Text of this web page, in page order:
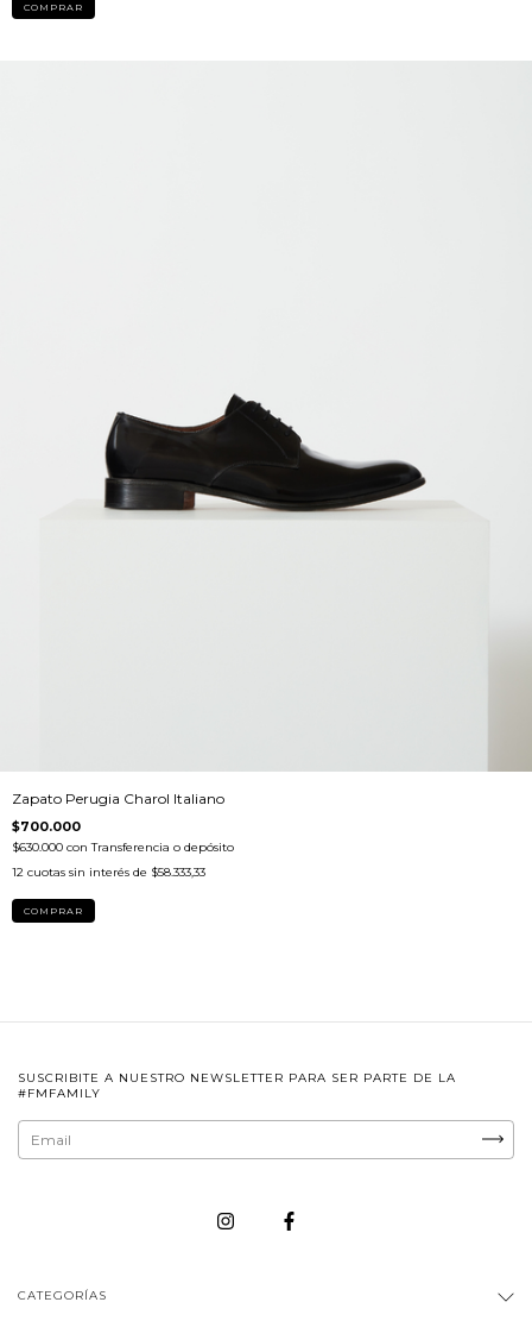
COMPRAR
Zapato Perugia Charol Italiano
$700.000
$630.000 con Transferencia o depósito
12 cuotas sin interés de $58.333,33
COMPRAR
SUSCRIBITE A NUESTRO NEWSLETTER PARA SER PARTE DE LA
#FMFAMILY
CATEGORÍAS